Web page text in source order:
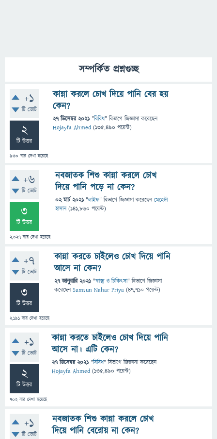
সম্পর্কিত প্রশ্নগুচ্ছ
+1
টি ভোট
2
টি উত্তর
930 বার দেখা হয়েছে
কান্না করলে চোখ দিয়ে পানি বের হয়
কেন?
27 ডিসেম্বর 2021 "বিবিধ" বিভাগে জিজ্ঞাসাকরেছেন
Hojayfa Ahmed (135,490 পয়েন্ট)
+6
টি ভোট
3
টি উত্তর
2,027 বার দেখা হয়েছে
নবজাতক শিশু কান্না করলে চোখ
দিয়ে পানি পড়ে না কেন?
02 মার্চ 2021 "লাইফ" বিভাগে জিজ্ঞাসাকরেছেনমেহেদী
হাসান (141,860 পয়েন্ট)
+7
টি ভোট
3
টি উত্তর
2,191 বার দেখা হয়েছে
কান্না করতে চাইলেও চোখ দিয়ে পানি
আসে না কেন?
27 জানুয়ারি 2021 "স্বাস্থ্য ও চিকিৎসা" বিভাগে জিজ্ঞাসা
করেছেনSamsun Nahar Priya (47,710 পয়েন্ট)
+1
টি ভোট
2
টি উত্তর
702বার দেখা হয়েছে
কান্না করতে চাইলেও চোখ দিয়ে পানি
আসে না। এটি কেন?
27 ডিসেম্বর 2021 "বিবিধ" বিভাগে জিজ্ঞাসাকরেছেন
Hojayfa Ahmed (135,490 পয়েন্ট)
+1
টি ভোট
নবজাতক শিশু কান্না করলে চোখ
দিয়ে পানি বেরোয় না কেন?